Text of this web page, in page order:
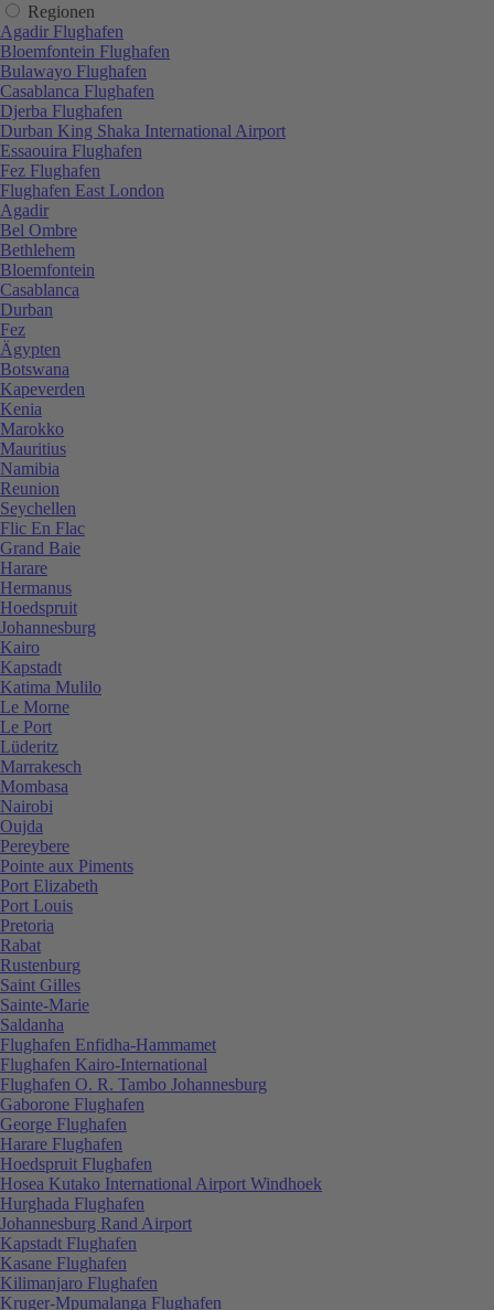
Regionen
Agadir Flughafen
Bloemfontein Flughafen
Bulawayo Flughafen
Casablanca Flughafen
Djerba Flughafen
Durban King Shaka International Airport
Essaouira Flughafen
Fez Flughafen
Flughafen East London
Agadir
Bel Ombre
Bethlehem
Bloemfontein
Casablanca
Durban
Fez
Ägypten
Botswana
Kapeverden
Kenia
Marokko
Mauritius
Namibia
Reunion
Seychellen
Flic En Flac
Grand Baie
Harare
Hermanus
Hoedspruit
Johannesburg
Kairo
Kapstadt
Katima Mulilo
Le Morne
Le Port
Lüderitz
Marrakesch
Mombasa
Nairobi
Oujda
Pereybere
Pointe aux Piments
Port Elizabeth
Port Louis
Pretoria
Rabat
Rustenburg
Saint Gilles
Sainte-Marie
Saldanha
Flughafen Enfidha-Hammamet
Flughafen Kairo-International
Flughafen O. R. Tambo Johannesburg
Gaborone Flughafen
George Flughafen
Harare Flughafen
Hoedspruit Flughafen
Hosea Kutako International Airport Windhoek
Hurghada Flughafen
Johannesburg Rand Airport
Kapstadt Flughafen
Kasane Flughafen
Kilimanjaro Flughafen
Kruger-Mpumalanga Flughafen